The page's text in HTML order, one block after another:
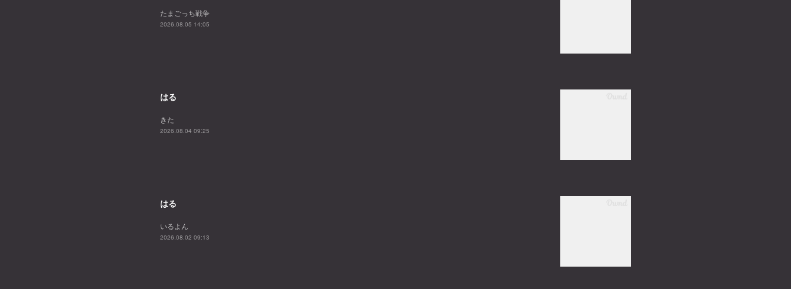
たまごっち戦争
2026.08.05 14:05
はる
きた
2026.08.04 09:25
はる
いるよん
2026.08.02 09:13